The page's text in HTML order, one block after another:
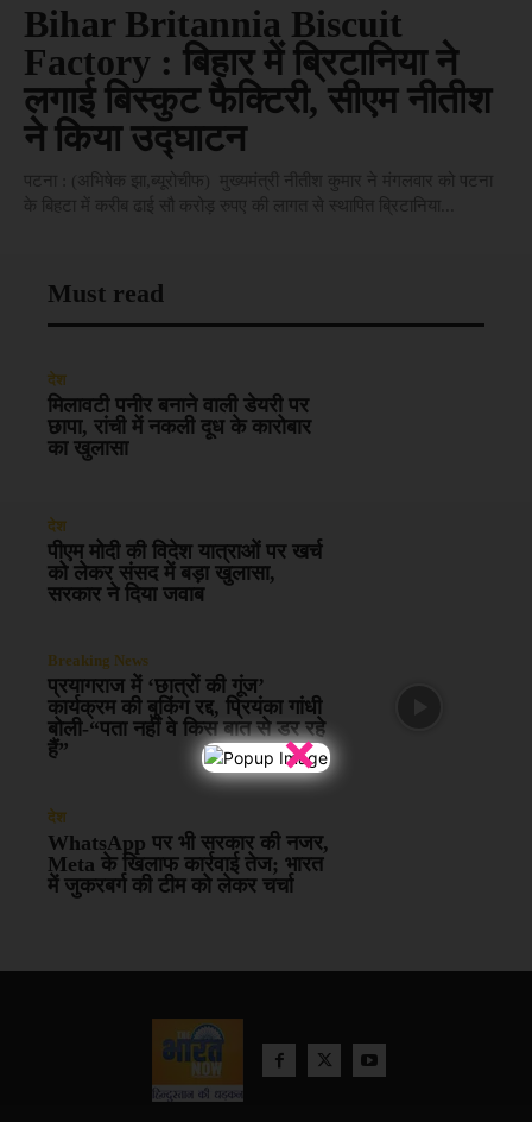
×
Bihar Britannia Biscuit
Factory : बिहार में ब्रिटानिया ने
लगाई बिस्कुट फैक्टिरी, सीएम नीतीश
ने किया उद्घाटन
Must read
देश
मिलावटी पनीर बनाने वाली डेयरी पर
छापा, रांची में नकली दूध के कारोबार
का खुलासा
देश
पीएम मोदी की विदेश यात्राओं पर खर्च
को लेकर संसद में बड़ा खुलासा,
सरकार ने दिया जवाब
Breaking News
प्रयागराज में ‘छात्रों की गूंज’
कार्यक्रम की बुकिंग रद्द, प्रियंका गांधी
बोली-“पता नहीं वे किस बात से डर रहे
हैं”
देश
WhatsApp पर भी सरकार की नजर,
Meta के खिलाफ कार्रवाई तेज; भारत
में जुकरबर्ग की टीम को लेकर चर्चा